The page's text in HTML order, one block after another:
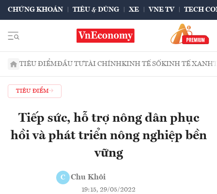
CHỨNG KHOÁN TIÊU & DÙNG XE VNE TV TECH
TIÊU ĐIỂMĐẦU TƯTÀI CHÍNHKINH TẾ SỐKINH TẾ XANH
TIÊU ĐIỂM
Tiếp sức, hỗ trợ nông dân phục
hồi và phát triển nông nghiệp bền
vững
C Chu Khôi
19:15, 29/05/2022